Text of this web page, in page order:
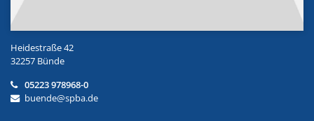
Heidestraße 42
32257 Bünde
05223 978968-0
buende@spba.de